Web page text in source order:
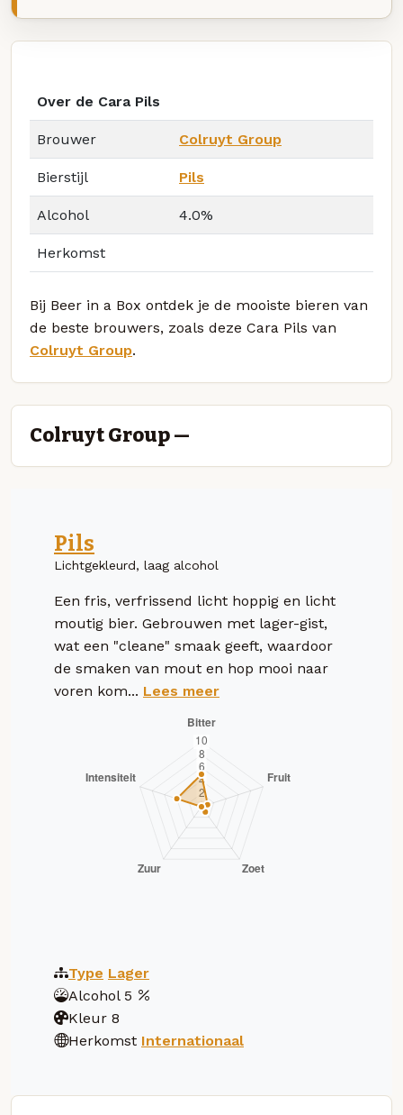
Over de Cara Pils
Brouwer Colruyt Group
Bierstijl Pils
Alcohol 4.0%
Herkomst
Bij Beer in a Box ontdek je de mooiste bieren van
de beste brouwers, zoals deze Cara Pils van
Colruyt Group.
Colruyt Group —
Pils
Lichtgekleurd, laag alcohol
Een fris, verfrissend licht hoppig en licht
moutig bier. Gebrouwen met lager-gist,
wat een "cleane" smaak geeft, waardoor
de smaken van mout en hop mooi naar
voren kom... Lees meer
Type Lager
Alcohol 5
Kleur 8
Herkomst Internationaal